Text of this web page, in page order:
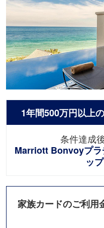
1年間500万円以上
条件達成
Marriott Bonvoyプラ
ッ
家族カードのご利⽤